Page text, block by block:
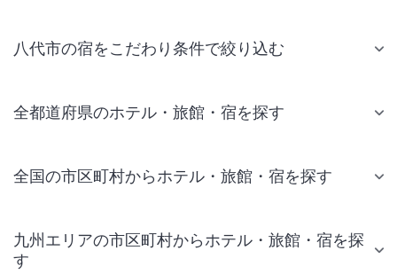
八代市の宿をこだわり条件で絞り込む
全都道府県のホテル・旅館・宿を探す
全国の市区町村からホテル・旅館・宿を探す
九州エリアの市区町村からホテル・旅館・宿を探
す